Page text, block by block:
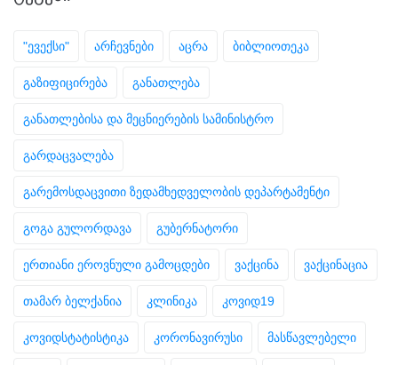
"ევექსი" არჩევნები აცრა ბიბლიოთეკა
გაზიფიცირება განათლება
განათლებისა და მეცნიერების სამინისტრო
გარდაცვალება
გარემოსდაცვითი ზედამხედველობის დეპარტამენტი
გოგა გულორდავა გუბერნატორი
ერთიანი ეროვნული გამოცდები ვაქცინა ვაქცინაცია
თამარ ბელქანია კლინიკა კოვიდ19
კოვიდსტატისტიკა კორონავირუსი მასწავლებელი